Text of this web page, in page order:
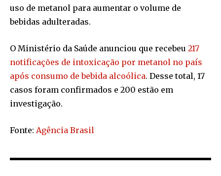
uso de metanol para aumentar o volume de
bebidas adulteradas.
O Ministério da Saúde anunciou que recebeu 217
notificações de intoxicação por metanol no país
após consumo de bebida alcoólica. Desse total, 17
casos foram confirmados e 200 estão em
investigação.
Fonte: Agência Brasil